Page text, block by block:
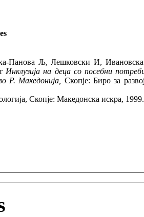
Панова Љ, Лешковски И,
Инклузија на деца со посебни
Р. Македонија, Скопје: Биро за
Скопје: Македонска искра, 1999.